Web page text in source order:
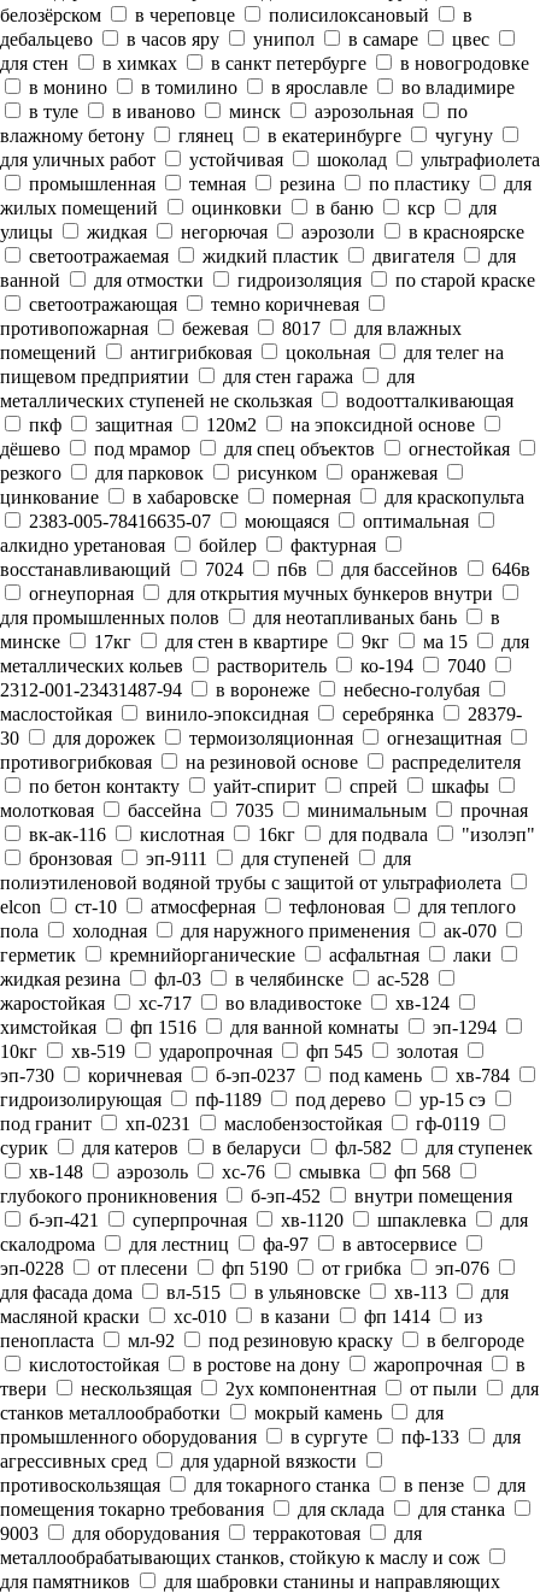
белозёрском
в череповце полисилоксановый
в
дебальцево
в часов яру унипол в самаре
цвес
для стен
в химках в санкт петербурге
в новогродовке
в монино
в томилино в ярославле
во владимире
в туле
в иваново минск аэрозольная
по
влажному бетону
глянец в екатеринбурге
чугуну
для уличных работ
устойчивая шоколад
ультрафиолета
промышленная
темная резина по пластику
для
жилых помещений
оцинковки в баню кср
для
улицы
жидкая негорючая аэрозоли
в красноярске
светоотражаемая
жидкий пластик двигателя
для
ванной
для отмостки гидроизоляция
по старой краске
светоотражающая
темно коричневая
противопожарная
бежевая 8017
для влажных
помещений
антигрибковая цокольная
для телег на
пищевом предприятии
для стен гаража
для
металлических ступеней не скользкая
водоотталкивающая
пкф
защитная 120м2
на эпоксидной основе
дёшево
под мрамор для спец объектов
огнестойкая
резкого
для парковок рисунком
оранжевая
цинкование
в хабаровске померная
для краскопульта
2383-005-78416635-07
моющаяся
оптимальная
алкидно уретановая
бойлер
фактурная
восстанавливающий
7024 п6в для бассейнов
646в
огнеупорная
для открытия мучных бункеров внутри
для промышленных полов
для неотапливаных бань
в
минске
17кг для стен в квартире 9кг ма 15
для
металлических кольев
растворитель ко-194
7040
2312-001-23431487-94
в воронеже
небесно-голубая
маслостойкая
винило-эпоксидная серебрянка
28379-
30
для дорожек термоизоляционная
огнезащитная
противогрибковая
на резиновой основе
распределителя
по бетон контакту
уайт-спирит спрей
шкафы
молотковая
бассейна 7035 минимальным
прочная
вк-ак-116
кислотная 16кг для подвала
"изолэп"
бронзовая
эп-9111 для ступеней
для
полиэтиленовой водяной трубы с защитой от ультрафиолета
elcon
ст-10 атмосферная тефлоновая
для теплого
пола
холодная для наружного применения
ак-070
герметик
кремнийорганические асфальтная
лаки
жидкая резина
фл-03 в челябинске
ас-528
жаростойкая
хс-717 во владивостоке
хв-124
химстойкая
фп 1516 для ванной комнаты
эп-1294
10кг
хв-519 ударопрочная фп 545
золотая
эп-730
коричневая б-эп-0237 под камень
хв-784
гидроизолирующая
пф-1189 под дерево
ур-15 сэ
под гранит
хп-0231 маслобензостойкая
гф-0119
сурик
для катеров в беларуси фл-582
для ступенек
хв-148
аэрозоль хс-76 смывка
фп 568
глубокого проникновения
б-эп-452
внутри помещения
б-эп-421
суперпрочная хв-1120 шпаклевка
для
скалодрома
для лестниц фа-97
в автосервисе
эп-0228
от плесени фп 5190 от грибка
эп-076
для фасада дома
вл-515 в ульяновске хв-113
для
масляной краски
хс-010 в казани фп 1414
из
пенопласта
мл-92 под резиновую краску
в белгороде
кислотостойкая
в ростове на дону жаропрочная
в
твери
нескользящая 2ух компонентная от пыли
для
станков металлообработки
мокрый камень
для
промышленного оборудования
в сургуте пф-133
для
агрессивных сред
для ударной вязкости
противоскользящая
для токарного станка в пензе
для
помещения токарно требования
для склада
для станка
9003
для оборудования терракотовая
для
металлообрабатывающих станков, стойкую к маслу и сож
для памятников
для шабровки станины и направляющих